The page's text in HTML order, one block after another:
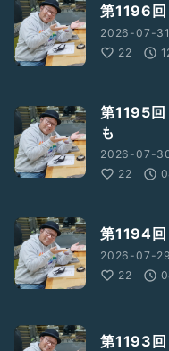
第1196回
2026-07-
22
第1195回
も
2026-07-
22
第1194
2026-07-
22
第1193